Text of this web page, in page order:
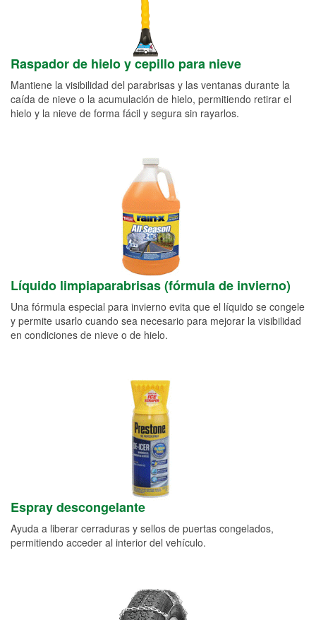
Raspador de hielo y cepillo para nieve
Mantiene la visibilidad del parabrisas y las ventanas durante la
caída de nieve o la acumulación de hielo, permitiendo retirar el
hielo y la nieve de forma fácil y segura sin rayarlos.
Líquido limpiaparabrisas (fórmula de invierno)
Una fórmula especial para invierno evita que el líquido se congele
y permite usarlo cuando sea necesario para mejorar la visibilidad
en condiciones de nieve o de hielo.
Espray descongelante
Ayuda a liberar cerraduras y sellos de puertas congelados,
permitiendo acceder al interior del vehículo.